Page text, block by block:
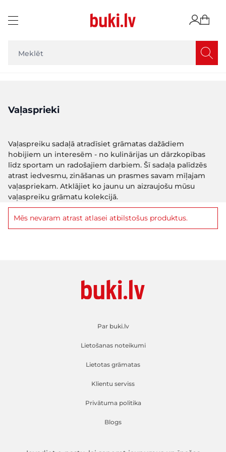
Vaļasprieki
Vaļaspreiku sadaļā atradīsiet grāmatas dažādiem
hobijiem un interesēm - no kulinārijas un dārzkopības
līdz sportam un radošajiem darbiem. Šī sadaļa palīdzēs
atrast iedvesmu, zināšanas un prasmes savam mīļajam
vaļaspriekam. Atklājiet ko jaunu un aizraujošu mūsu
vaļaspreiku grāmatu kolekcijā.
Mēs nevaram atrast atlasei atbilstošus produktus.
Par buki.lv
Lietošanas noteikumi
Lietotas grāmatas
Klientu serviss
Privātuma politika
Blogs